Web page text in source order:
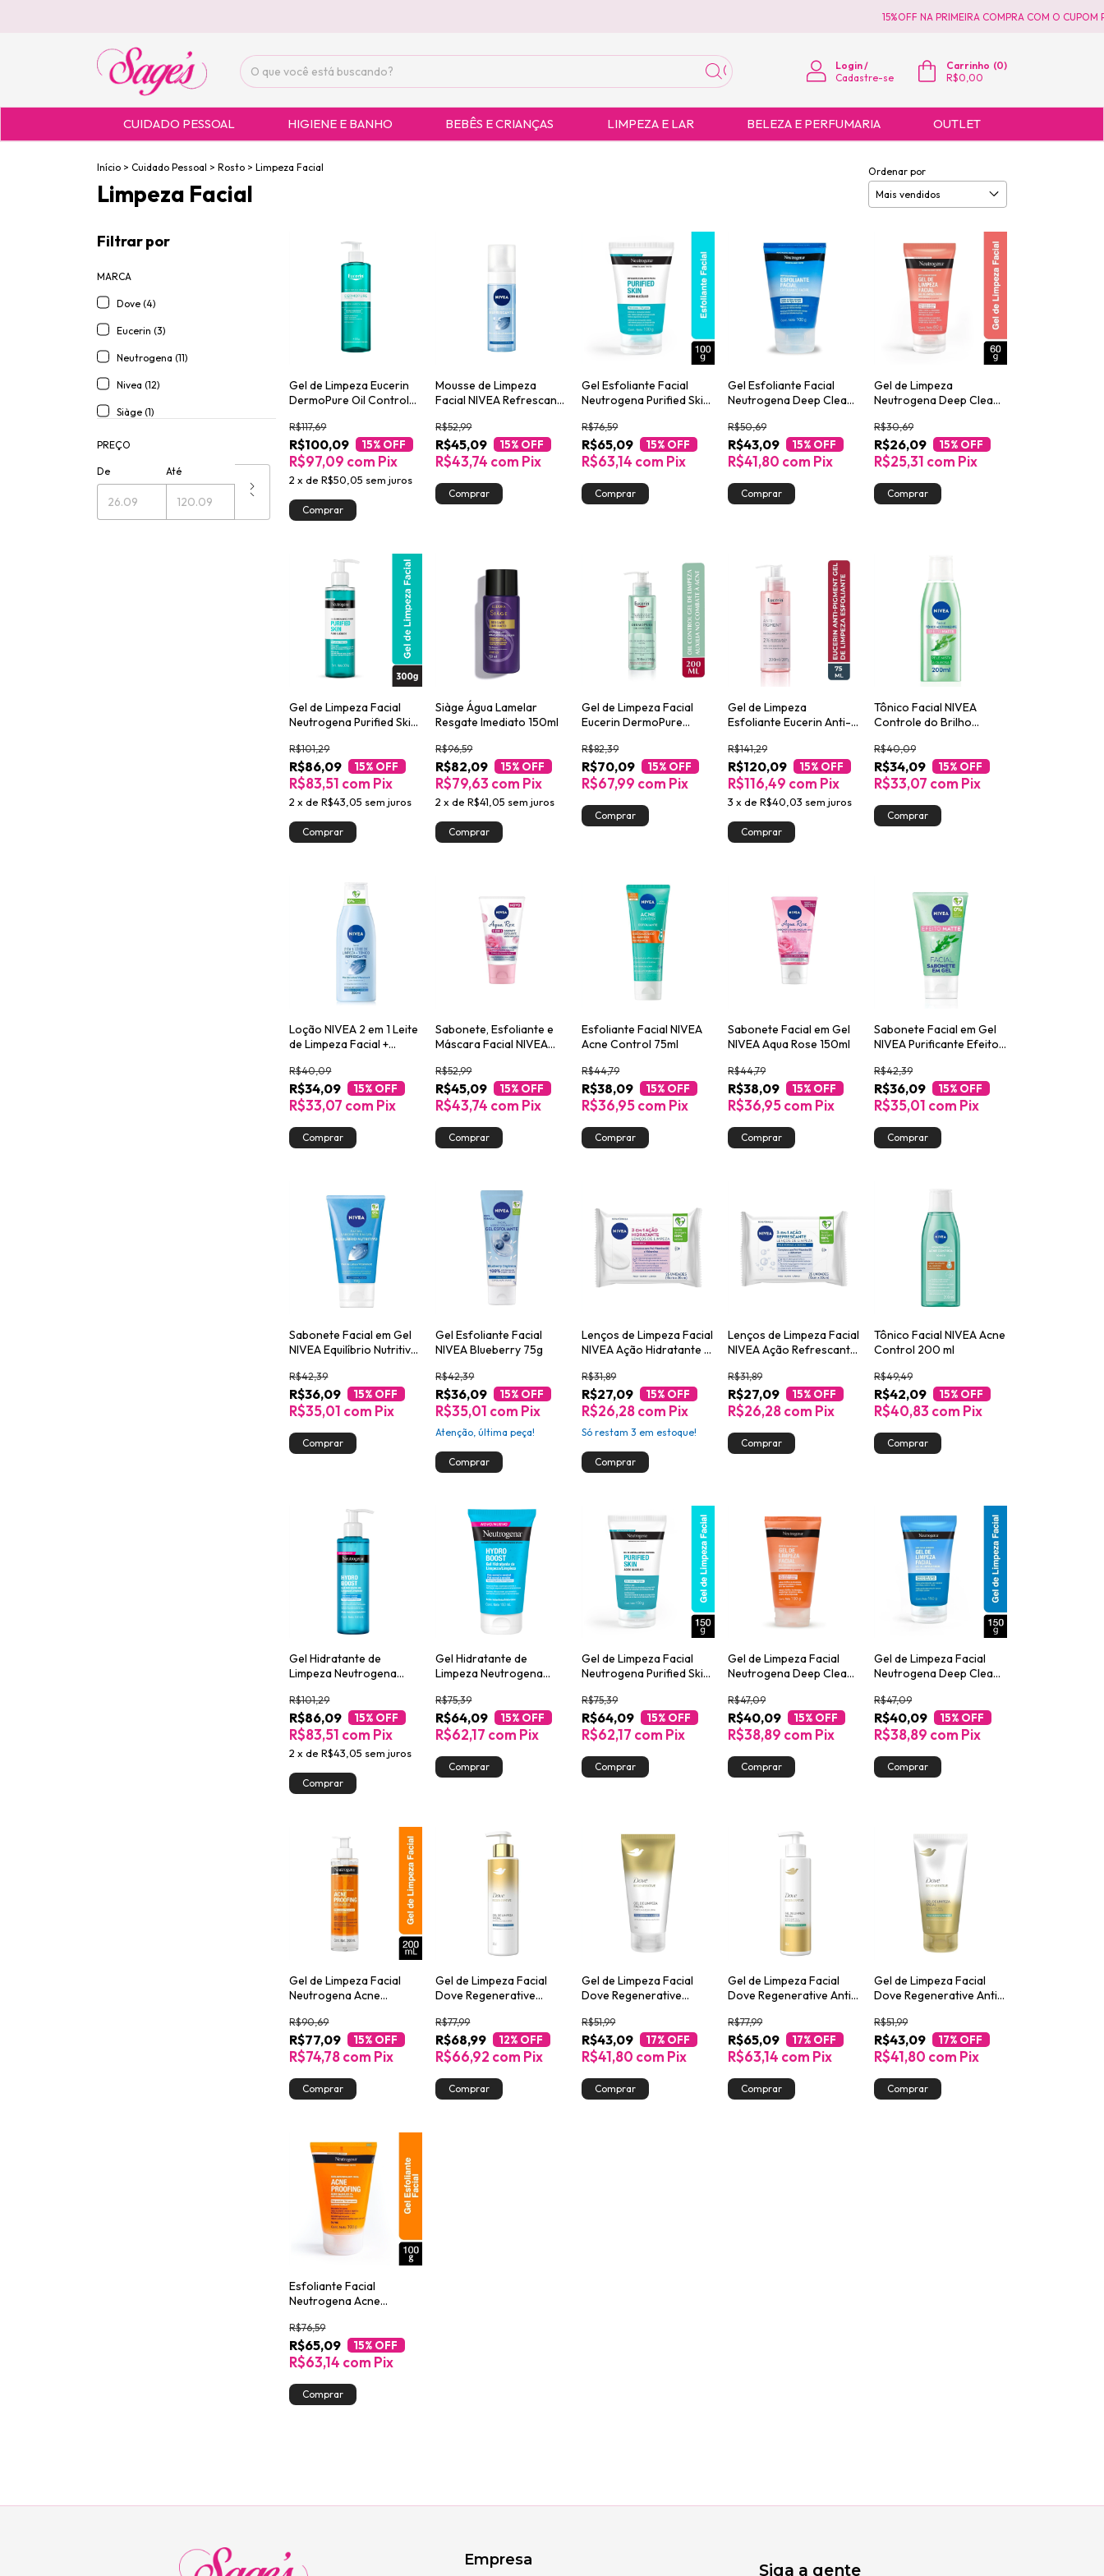
15%OFF NA PRIMEIRA COMPRA COM O CUPOM
Login /
Cadastre-se
Carrinho (0)
R$0,00
CUIDADO PESSOAL HIGIENE E BANHO BEBÊS E CRIANÇAS LIMPEZA E LAR BELEZA E PERFUMARIA OUTLET
Início > Cuidado Pessoal > Rosto > Limpeza Facial
Limpeza Facial
Ordenar por
Filtrar por
MARCA
Dove (4)
Eucerin (3)
Neutrogena (11)
Nivea (12)
Siàge (1)
PREÇO
De Até
Gel de Limpeza Eucerin
DermoPure Oil Control
R$100,09
R$117,69
15% OFF
2 xdeR$50,05 sem juros
R$97,09 com Pix
Mousse de Limpeza
Facial NIVEA Refrescante
R$45,09
R$52,99
15% OFF
R$43,74 com Pix
Gel Esfoliante Facial
Neutrogena Purified Skin
R$65,09
R$76,59
15% OFF
R$63,14 com Pix
Gel Esfoliante Facial
Neutrogena Deep Clean
R$43,09
R$50,69
15% OFF
R$41,80 com Pix
Gel de Limpeza
Neutrogena Deep Clean
R$26,09
R$30,69
15% OFF
R$25,31 com Pix
Gel de Limpeza Facial
Neutrogena Purified Skin
R$86,09
R$101,29
15% OFF
2 xdeR$43,05 sem juros
R$83,51 com Pix
Siàge Água Lamelar
Resgate Imediato 150ml
R$82,09
R$96,59
15% OFF
2 xdeR$41,05 sem juros
R$79,63 com Pix
Gel de Limpeza Facial
Eucerin DermoPure
R$70,09
R$82,39
15% OFF
R$67,99 com Pix
Gel de Limpeza
Esfoliante Eucerin Anti-
R$120,09
R$141,29
15% OFF
3 xdeR$40,03 sem juros
R$116,49 com Pix
Tônico Facial NIVEA
Controle do Brilho
R$34,09
R$40,09
15% OFF
R$33,07 com Pix
Loção NIVEA 2 em 1 Leite
de Limpeza Facial +
200ml
R$34,09
R$40,09
15% OFF
R$33,07 com Pix
Sabonete, Esfoliante e
Máscara Facial NIVEA
R$45,09
R$52,99
15% OFF
R$43,74 com Pix
Esfoliante Facial NIVEA
Acne Control 75ml
R$38,09
R$44,79
15% OFF
R$36,95com Pix
Sabonete Facial em Gel
NIVEA Aqua Rose 150ml
R$38,09
R$44,79
15% OFF
R$36,95com Pix
Sabonete Facial em Gel
NIVEA Purificante Efeito
R$36,09
R$42,39
15% OFF
R$35,01 com Pix
Sabonete Facial em Gel
NIVEA Equilíbrio Nutritivo
R$36,09
R$42,39
15% OFF
R$35,01 com Pix
Gel Esfoliante Facial
NIVEA Blueberry 75g
R$36,09
R$42,39
15% OFF
R$35,01 com Pix
Atenção, última peça!
Lenços de Limpeza Facial
NIVEA Ação Hidratante 3
R$27,09
R$31,89
15% OFF
R$26,28com Pix
Só restam3 em estoque!
Lenços de Limpeza Facial
NIVEA Ação Refrescante
R$27,09
R$31,89
15% OFF
R$26,28com Pix
Tônico Facial NIVEA Acne
Control 200 ml
R$42,09
R$49,49
15% OFF
R$40,83 com Pix
Gel Hidratante de
Limpeza Neutrogena
R$86,09
R$101,29
15% OFF
2 xdeR$43,05 sem juros
R$83,51 com Pix
Gel Hidratante de
Limpeza Neutrogena
R$64,09
R$75,39
15% OFF
R$62,17 com Pix
Gel de Limpeza Facial
Neutrogena Purified Skin
R$64,09
R$75,39
15% OFF
R$62,17 com Pix
Gel de Limpeza Facial
Neutrogena Deep Clean
150g
R$40,09
R$47,09
15% OFF
R$38,89 com Pix
Gel de Limpeza Facial
Neutrogena Deep Clean
R$40,09
R$47,09
15% OFF
R$38,89 com Pix
Gel de Limpeza Facial
Neutrogena Acne
R$77,09
R$90,69
15% OFF
R$74,78com Pix
Gel de Limpeza Facial
Dove Regenerative
R$68,99
R$77,99
12% OFF
R$66,92 com Pix
Gel de Limpeza Facial
Dove Regenerative
R$43,09
R$51,99
17% OFF
R$41,80 com Pix
Gel de Limpeza Facial
Dove Regenerative Anti-
Matte 300ml
R$65,09
R$77,99
17% OFF
R$63,14 com Pix
Gel de Limpeza Facial
Dove Regenerative Anti-
Matte 150ml
R$43,09
R$51,99
17% OFF
R$41,80 com Pix
Esfoliante Facial
Neutrogena Acne
R$65,09
R$76,59
15% OFF
R$63,14 com Pix
Empresa
Siga a gente